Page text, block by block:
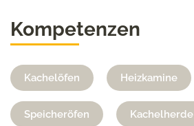
Kompetenzen
Kachelöfen Heizkamine
Speicheröfen Kachelherde